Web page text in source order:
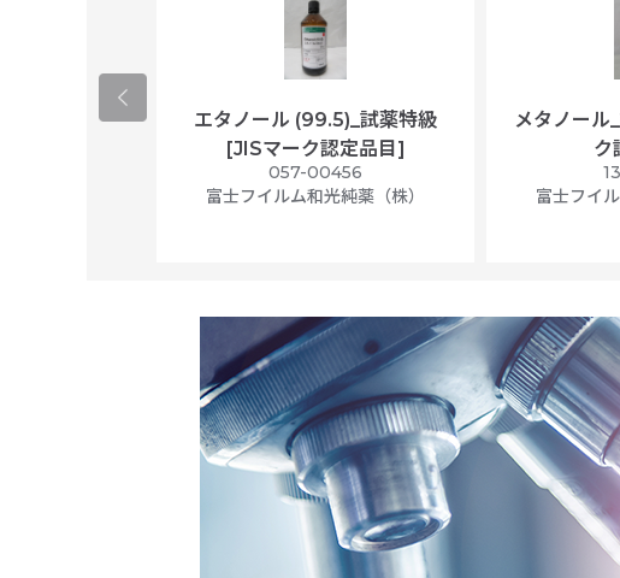
エタノール (99.5)_試薬特級
[JISマーク認定品目]
057-00456
富士フイルム和光純薬（株）
メタノール
ク
富士フイ